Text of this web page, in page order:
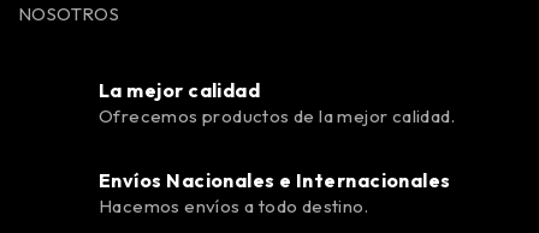
NOSOTROS
La mejor calidad
Ofrecemos productos de la mejor calidad.
Envíos Nacionales e Internacionales
Hacemos envíos a todo destino.